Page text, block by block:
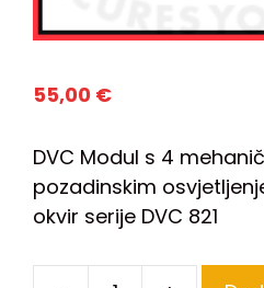
55,00 €
DVC Modul s 4
pozadinskim
okvir serije DVC 821